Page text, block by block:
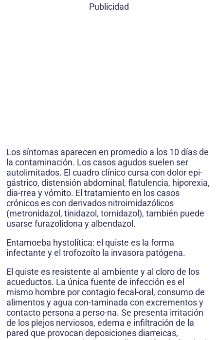
Publicidad
Los síntomas aparecen en promedio a los 10 días de
la contaminación. Los casos agudos suelen ser
autolimitados. El cuadro clínico cursa con dolor epi-
gástrico, distensión abdominal, flatulencia, hiporexia,
dia-rrea y vómito. El tratamiento en los casos
crónicos es con derivados nitroimidazólicos
(metronidazol, tinidazol, tornidazol), también puede
usarse furazolidona y albendazol.
Entamoeba hystolítica: el quiste es la forma
infectante y el trofozoíto la invasora patógena.
El quiste es resistente al ambiente y al cloro de los
acueductos. La única fuente de infección es el
mismo hombre por contagio fecal-oral, consumo de
alimentos y agua con-taminada con excrementos y
contacto persona a perso-na. Se presenta irritación
de los plejos nerviosos, edema e infiltración de la
pared que provocan deposiciones diarreicas,